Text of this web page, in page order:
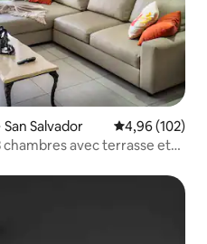
Salvador Évaluation
4,96 (102)
avec terrasse et